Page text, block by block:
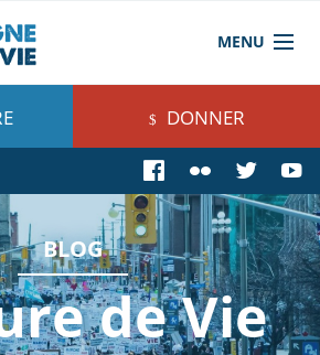
MENU
DONNER
BLOG
de Vie